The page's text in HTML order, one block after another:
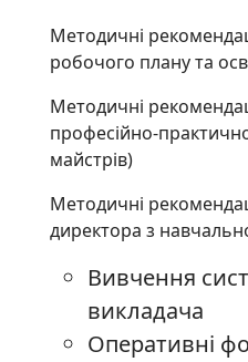
Методичні
робочого плану та
Методичні
професійно-
майстрів)
Методичні
директора з
Вивчення
викладача
Оперативні